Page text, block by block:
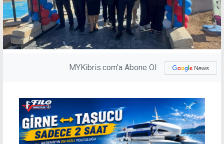
MYKibris.com'a Abone Ol